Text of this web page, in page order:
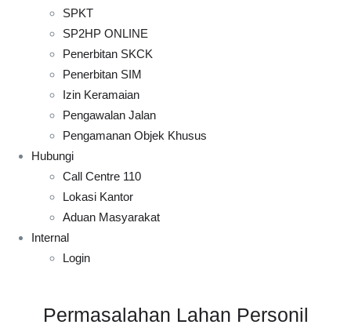
SPKT
SP2HP ONLINE
Penerbitan SKCK
Penerbitan SIM
Izin Keramaian
Pengawalan Jalan
Pengamanan Objek Khusus
Hubungi
Call Centre 110
Lokasi Kantor
Aduan Masyarakat
Internal
Login
Permasalahan Lahan Personil